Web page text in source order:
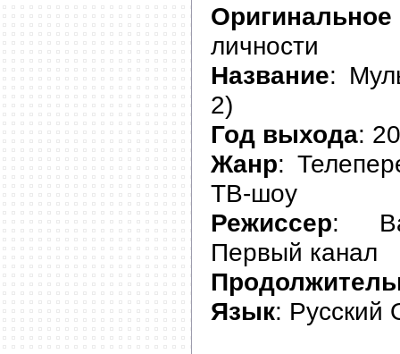
личности
Название:
2)
Год выхода:
Жанр:
ТВ-шоу
Режиссер:
Первый канал
Язык: Русский